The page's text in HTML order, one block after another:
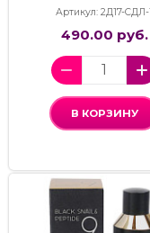
Артикул: 2Д17-СДЛ-
490.00 руб.
В КОРЗИНУ